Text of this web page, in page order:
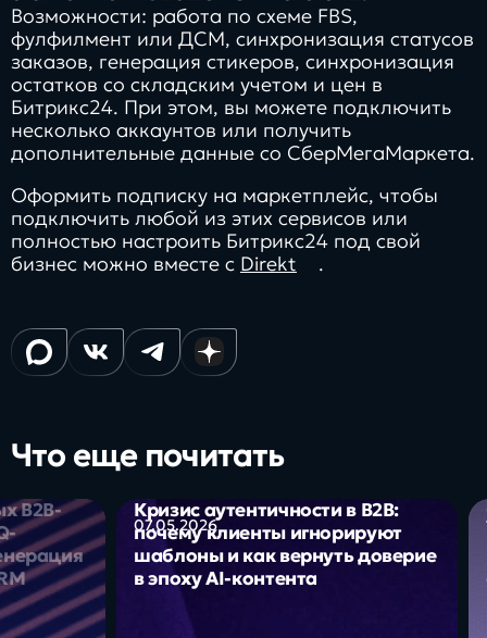
Возможности: работа по схеме FBS,
фулфилмент или ДСМ, синхронизация статусов
заказов, генерация стикеров, синхронизация
остатков со складским учетом и цен в
Битрикс24. При этом, вы можете подключить
несколько аккаунтов или получить
дополнительные данные со СберМегаМаркета.
Оформить подписку на маркетплейс, чтобы
подключить любой из этих сервисов или
полностью настроить Битрикс24 под свой
бизнес можно вместе с Direkt .
Что еще почитать
B2B-
07.05.2026
Кризис аутентичности в B2B:
почему клиенты игнорируют
шаблоны и как вернуть доверие
в эпоху AI-контента